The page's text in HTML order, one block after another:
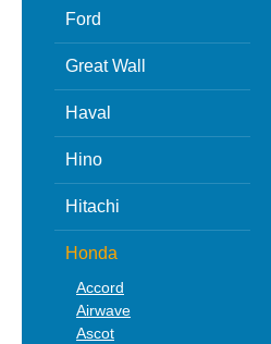
Ford
Great Wall
Haval
Hino
Hitachi
Honda
Accord
Airwave
Ascot